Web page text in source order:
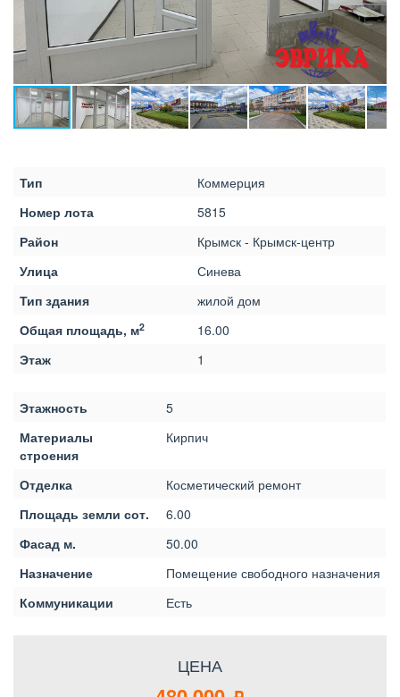
Тип
Коммерция
Номер лота
5815
Район
Крымск - Крымск-центр
Улица
Синева
Тип здания
жилой дом
Общая площадь, м2
16.00
Этаж
1
Этажность
5
Материалы
строения
Кирпич
Отделка
Косметический ремонт
Площадь земли сот.
6.00
Фасад м.
50.00
Назначение
Помещение свободного назначения
Коммуникации
Есть
ЦЕНА